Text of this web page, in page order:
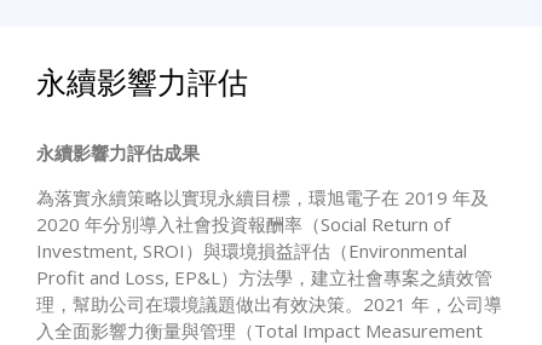
永續影響力評估
永續影響力評估成果
為落實永續策略以實現永續目標，環旭電子在 2019 年及
2020 年分別導入社會投資報酬率（Social Return of
Investment, SROI）與環境損益評估（Environmental
Profit and Loss, EP&L）方法學，建立社會專案之績效管
理，幫助公司在環境議題做出有效決策。2021 年，公司導
入全面影響力衡量與管理（Total Impact Measurement